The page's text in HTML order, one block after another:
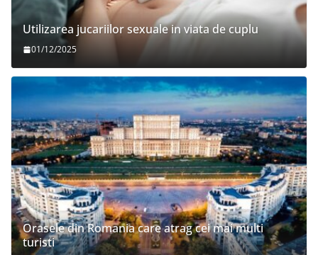
Utilizarea jucariilor sexuale in viata de cuplu
01/12/2025
Orasele din Romania care atrag cei mai multi
turisti